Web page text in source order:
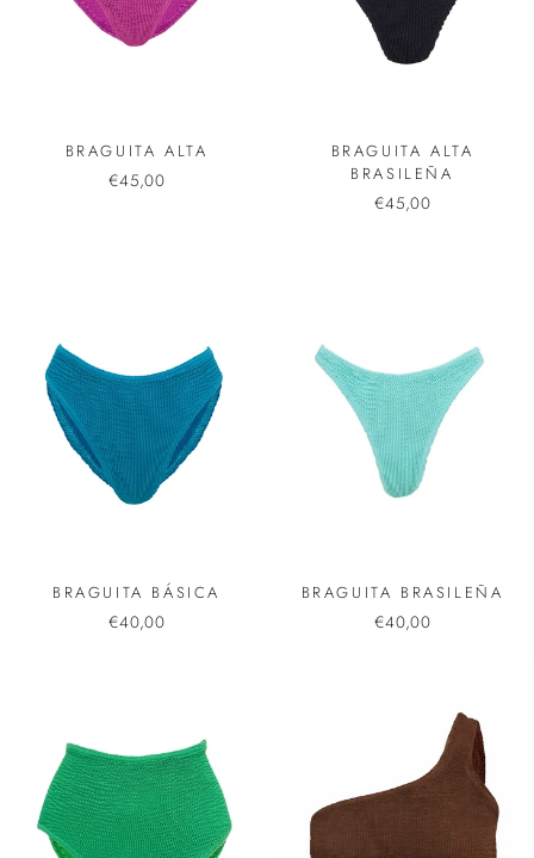
BRAGUITA ALTA
€45,00
BRAGUITA ALTA
BRASILEÑA
€45,00
BRAGUITA BÁSICA
€40,00
BRAGUITA BRASILEÑA
€40,00